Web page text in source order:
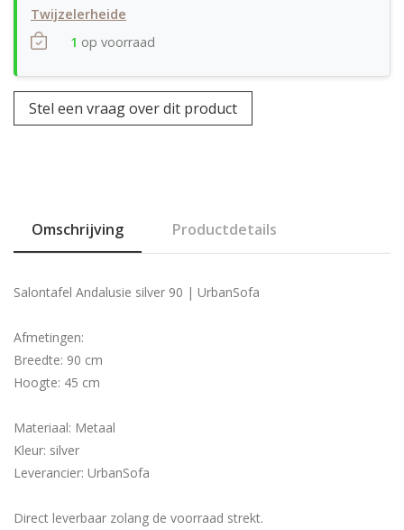
Twijzelerheide
1 op voorraad
Stel een vraag over dit product
Omschrijving Productdetails
Salontafel Andalusie silver 90 | UrbanSofa
Afmetingen:
Breedte: 90 cm
Hoogte: 45 cm
Materiaal: Metaal
Kleur: silver
Leverancier: UrbanSofa
Direct leverbaar zolang de voorraad strekt.